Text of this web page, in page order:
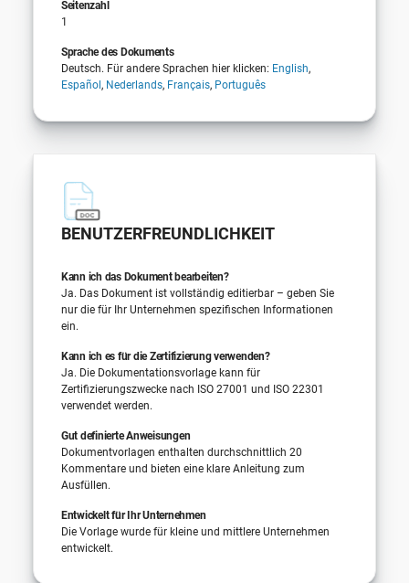
Seitenzahl
1
Sprache des Dokuments
Deutsch. Für andere Sprachen hier klicken: English,
Español, Nederlands, Français, Português
BENUTZERFREUNDLICHKEIT
Kann ich das Dokument bearbeiten?
Ja. Das Dokument ist vollständig editierbar – geben Sie
nur die für Ihr Unternehmen spezifischen Informationen
ein.
Kann ich es für die Zertifizierung verwenden?
Ja. Die Dokumentationsvorlage kann für
Zertifizierungszwecke nach ISO 27001 und ISO 22301
verwendet werden.
Gut definierte Anweisungen
Dokumentvorlagen enthalten durchschnittlich 20
Kommentare und bieten eine klare Anleitung zum
Ausfüllen.
Entwickelt für Ihr Unternehmen
Die Vorlage wurde für kleine und mittlere Unternehmen
entwickelt.